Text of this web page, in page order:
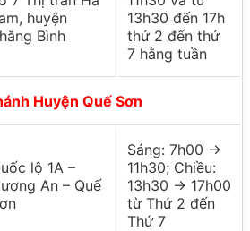
huyện
Bình
13h30 đến 17h
thứ 2 đến thứ
7 hằng tuần
Huyện Quế Sơn
lộ 1A –
An – Quế
Sáng: 7h00 ->
11h30; Chiều:
13h30 -> 17h00
từ Thứ 2 đến
Thứ 7